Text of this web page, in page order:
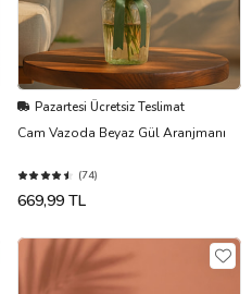
Pazartesi Ücretsiz Teslimat
Cam Vazoda Beyaz Gül Aranjmanı
(74)
669,99 TL